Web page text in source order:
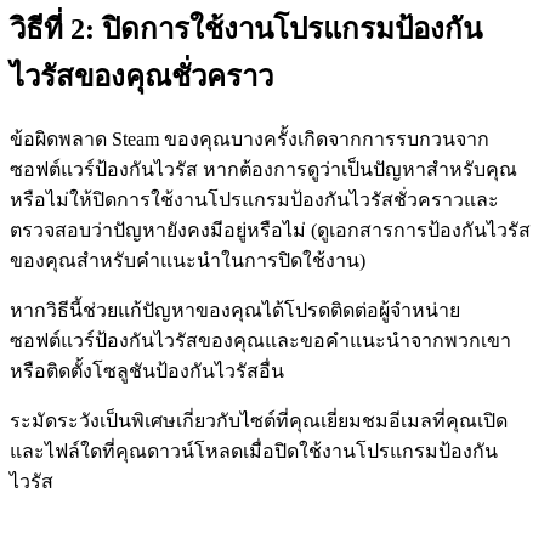
วิธีที่ 2: ปิดการใช้งานโปรแกรมป้องกัน
ไวรัสของคุณชั่วคราว
ข้อผิดพลาด Steam ของคุณบางครั้งเกิดจากการรบกวนจาก
ซอฟต์แวร์ป้องกันไวรัส หากต้องการดูว่าเป็นปัญหาสำหรับคุณ
หรือไม่ให้ปิดการใช้งานโปรแกรมป้องกันไวรัสชั่วคราวและ
ตรวจสอบว่าปัญหายังคงมีอยู่หรือไม่ (ดูเอกสารการป้องกันไวรัส
ของคุณสำหรับคำแนะนำในการปิดใช้งาน)
หากวิธีนี้ช่วยแก้ปัญหาของคุณได้โปรดติดต่อผู้จำหน่าย
ซอฟต์แวร์ป้องกันไวรัสของคุณและขอคำแนะนำจากพวกเขา
หรือติดตั้งโซลูชันป้องกันไวรัสอื่น
ระมัดระวังเป็นพิเศษเกี่ยวกับไซต์ที่คุณเยี่ยมชมอีเมลที่คุณเปิด
และไฟล์ใดที่คุณดาวน์โหลดเมื่อปิดใช้งานโปรแกรมป้องกัน
ไวรัส